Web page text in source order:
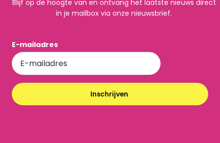
Blijf op de hoogte van en ontvang het laatste nieuws direct
in je mailbox via onze nieuwsbrief.
E-mailadres
Inschrijven